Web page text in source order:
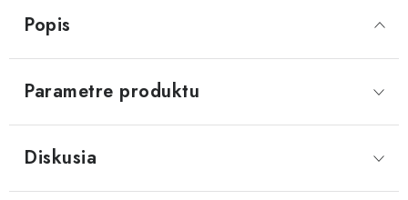
Popis
Parametre produktu
Diskusia